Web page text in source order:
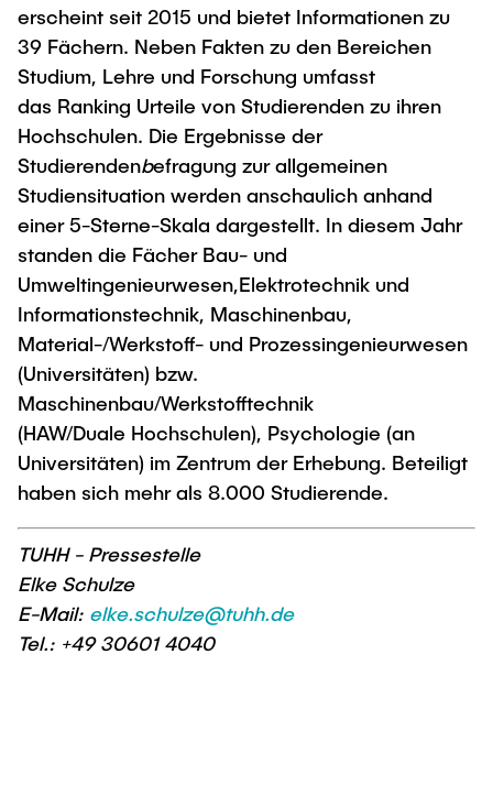
erscheint seit 2015 und bietet Informationen zu
39 Fächern. Neben Fakten zu den Bereichen
Studium, Lehre und Forschung umfasst
das Ranking Urteile von Studierenden zu ihren
Hochschulen. Die Ergebnisse der
Studierendenbefragung zur allgemeinen
Studiensituation werden anschaulich anhand
einer 5-Sterne-Skala dargestellt. In diesem Jahr
standen die Fächer Bau- und
Umweltingenieurwesen,Elektrotechnik und
Informationstechnik, Maschinenbau,
Material-/Werkstoff- und Prozessingenieurwesen
(Universitäten) bzw.
Maschinenbau/Werkstofftechnik
(HAW/Duale Hochschulen), Psychologie (an
Universitäten) im Zentrum der Erhebung. Beteiligt
haben sich mehr als 8.000 Studierende.
TUHH - Pressestelle
Elke Schulze
E-Mail: elke.schulze@tuhh.de
Tel.: +49 30601 4040